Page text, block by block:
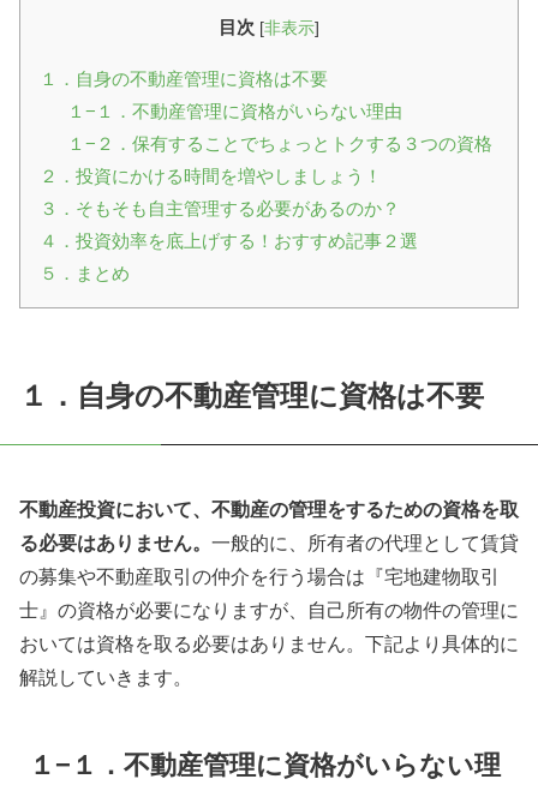
目次 [非表示]
１．自身の不動産管理に資格は不要
１−１．不動産管理に資格がいらない理由
１−２．保有することでちょっとトクする３つの資格
２．投資にかける時間を増やしましょう！
３．そもそも自主管理する必要があるのか？
４．投資効率を底上げする！おすすめ記事２選
５．まとめ
１．自身の不動産管理に資格は不要
不動産投資において、不動産の管理をするための資格を取
る必要はありません。 一般的に、所有者の代理として賃貸
の募集や不動産取引の仲介を行う場合は『宅地建物取引
士』の資格が必要になりますが、自己所有の物件の管理に
おいては資格を取る必要はありません。下記より具体的に
解説していきます。
１−１．不動産管理に資格がいらない理